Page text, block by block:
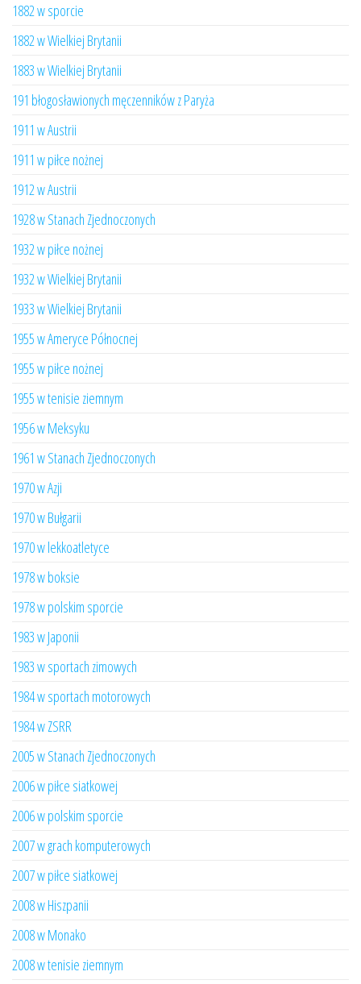
1882 w sporcie
1882 w Wielkiej Brytanii
1883 w Wielkiej Brytanii
191 błogosławionych męczenników z Paryża
1911 w Austrii
1911 w piłce nożnej
1912 w Austrii
1928 w Stanach Zjednoczonych
1932 w piłce nożnej
1932 w Wielkiej Brytanii
1933 w Wielkiej Brytanii
1955 w Ameryce Północnej
1955 w piłce nożnej
1955 w tenisie ziemnym
1956 w Meksyku
1961 w Stanach Zjednoczonych
1970 w Azji
1970 w Bułgarii
1970 w lekkoatletyce
1978 w boksie
1978 w polskim sporcie
1983 w Japonii
1983 w sportach zimowych
1984 w sportach motorowych
1984 w ZSRR
2005 w Stanach Zjednoczonych
2006 w piłce siatkowej
2006 w polskim sporcie
2007 w grach komputerowych
2007 w piłce siatkowej
2008 w Hiszpanii
2008 w Monako
2008 w tenisie ziemnym